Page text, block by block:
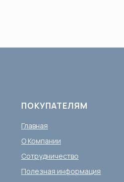
ПОКУПАТЕЛЯМ
Главная
О Компании
Сотрудничество
Полезная информация